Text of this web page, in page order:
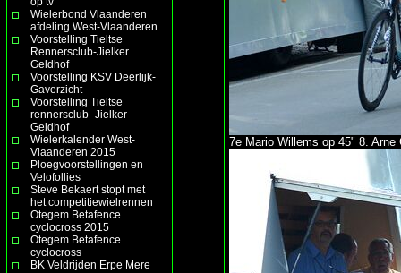
Wielerbond Vlaanderen
afdeling West-Vlaanderen
Voorstelling Tieltse
Rennersclub-Jielker
Geldhof
Voorstelling KSV Deerlijk-
Gaverzicht
Voorstelling Tieltse
rennersclub- Jielker
Geldhof
Wielerkalender West-
Vlaanderen 2015
Ploegvoorstellingen en
Velofollies
Steve Bekaert stopt met
het competitiewielrennen
Otegem Betafence
cyclocross 2015
Otegem Betafence
cyclocross
BK Veldrijden Erpe Mere
7e Mario Willems op 45" 8.